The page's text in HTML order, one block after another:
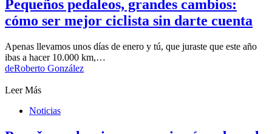
Pequeños pedaleos, grandes cambios:
cómo ser mejor ciclista sin darte cuenta
Apenas llevamos unos días de enero y tú, que juraste que este año
ibas a hacer 10.000 km,…
deRoberto González
Leer Más
Noticias